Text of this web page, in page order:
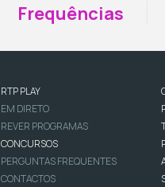
Frequências
RTP PLAY
EM DIRETO
REVER PROGRAMAS
CONCURSOS
PERGUNTAS FREQUENTES
CONTACTOS